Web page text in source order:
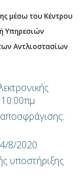
μέσω του Κέντρου
Υπηρεσιών
Αντλιοστασίων
8/2020
υποστήριξης